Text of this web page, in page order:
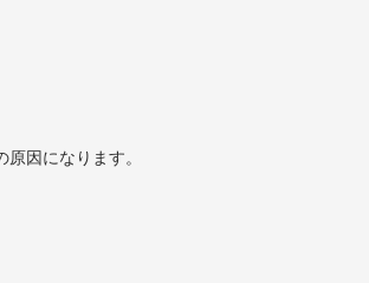
因になります。